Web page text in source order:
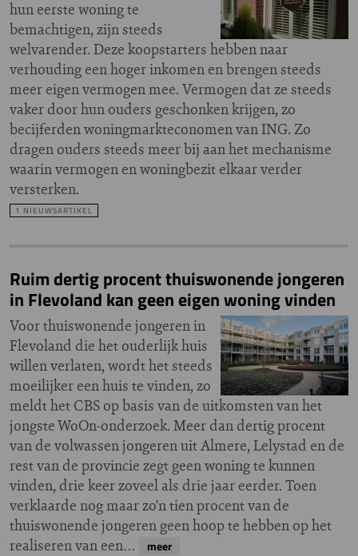
hun eerste woning te
bemachtigen, zijn steeds
welvarender. Deze koopstarters hebben naar
verhouding een hoger inkomen en brengen steeds
meer eigen vermogen mee. Vermogen dat ze steeds
vaker door hun ouders geschonken krijgen, zo
becijferden woningmarkteconomen van ING. Zo
dragen ouders steeds meer bij aan het mechanisme
waarin vermogen en woningbezit elkaar verder
versterken.
1 NIEUWSARTIKEL
Ruim dertig procent thuiswonende jongeren
in Flevoland kan geen eigen woning vinden
Voor thuiswonende jongeren in
Flevoland die het ouderlijk huis
willen verlaten, wordt het steeds
moeilijker een huis te vinden, zo
meldt het CBS op basis van de uitkomsten van het
jongste WoOn-onderzoek. Meer dan dertig procent
van de volwassen jongeren uit Almere, Lelystad en de
rest van de provincie zegt geen woning te kunnen
vinden, drie keer zoveel als drie jaar eerder. Toen
verklaarde nog maar zo’n tien procent van de
thuiswonende jongeren geen hoop te hebben op het
realiseren van een…
meer